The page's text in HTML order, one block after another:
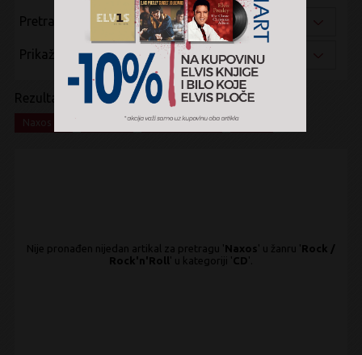
Pretraži po:
Prikaži po:
Rezultati pretrage:
Rock'n'Roll x CD
Nije pronađen nijedan artikal za pretragu 'Naxos ' u žanru 'Rock /
Rock'n'Roll ' u kategoriji 'CD'.